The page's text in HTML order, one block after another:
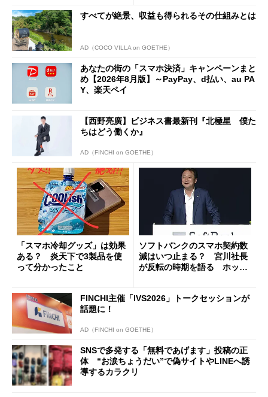
すべてが絶景、収益も得られるその仕組みとは
AD（COCO VILLA on GOETHE）
あなたの街の「スマホ決済」キャンペーンまと
め【2026年8月版】～PayPay、d払い、au PA
Y、楽天ペイ
【西野亮廣】ビジネス書最新刊『北極星 僕た
ちはどう働くか』
AD（FINCHI on GOETHE）
「スマホ冷却グッズ」は効果
ある？ 炎天下で3製品を使
って分かったこと
ソフトバンクのスマホ契約数
減はいつ止まる？ 宮川社長
が反転の時期を語る ホッピ
FINCHI主催「IVS2026」トークセッションが
話題に！
AD（FINCHI on GOETHE）
SNSで多発する「無料であげます」投稿の正
体 “お涙ちょうだい”で偽サイトやLINEへ誘
導するカラクリ